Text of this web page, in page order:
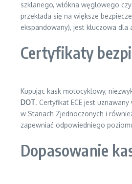
szklanego, włókna węglowego
przekłada się na większe
ekspandowany), jest kluczowa
Certyfikaty
Kupując kask motocyklowy,
DOT. Certyfikat ECE jest
w Stanach Zjednoczonych i
zapewniać odpowiedniego
Dopasowanie